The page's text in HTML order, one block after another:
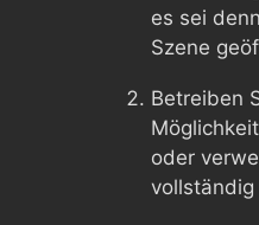
es sei
Szene
Betreiben
oder